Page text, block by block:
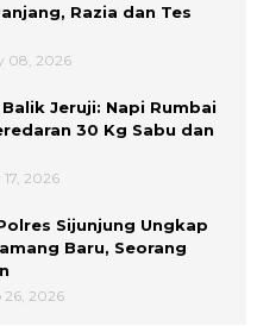
Razia dan Tes
08, 2026
Jeruji: Napi Rumbai
30 Kg Sabu dan
2026
Sijunjung Ungkap
Baru, Seorang
26, 2026